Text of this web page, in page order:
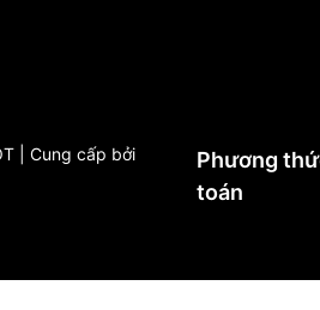
| Cung cấp bởi
Phương
toán